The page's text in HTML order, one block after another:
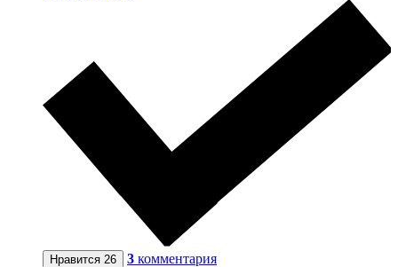
Нравится 26 3 комментария